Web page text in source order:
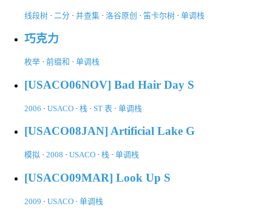
线段树 · 二分 · 并查集 · 洛谷原创 · 笛卡尔树 · 单调栈
巧克力
枚举 · 前缀和 · 单调栈
[USACO06NOV] Bad Hair Day S
2006 · USACO · 栈 · ST 表 · 单调栈
[USACO08JAN] Artificial Lake G
模拟 · 2008 · USACO · 栈 · 单调栈
[USACO09MAR] Look Up S
2009 · USACO · 单调栈